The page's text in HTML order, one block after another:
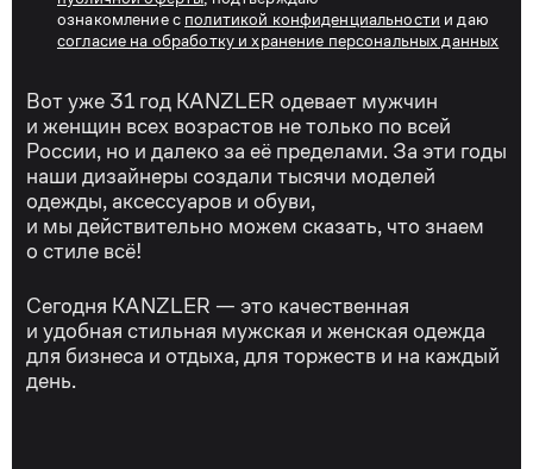
ознакомление с политикой конфиденциальности и даю
согласие на обработку и хранение персональных данных
Вот уже 31 год KANZLER одевает мужчин
и женщин всех возрастов не только по всей
России, но и далеко за её пределами. За эти годы
наши дизайнеры создали тысячи моделей
одежды, аксессуаров и обуви,
и мы действительно можем сказать, что знаем
о стиле всё!
Сегодня KANZLER — это качественная
и удобная стильная мужская и женская одежда
для бизнеса и отдыха, для торжеств и на каждый
день.